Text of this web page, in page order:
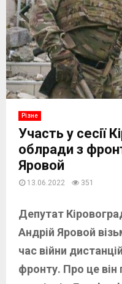
Різне
Участь у сесії
облради з
Яровой
13.06.2022 351
Депутат
Андрій Яровой
час війни
фронту. Про це він